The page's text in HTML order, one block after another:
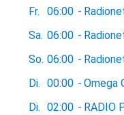
Fr. 06:00 -
Sa. 06:00 -
So. 06:00 -
Di.
00:00 - Omega
Di.
02:00 - RADIO